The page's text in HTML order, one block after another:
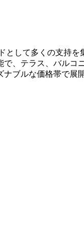
して多くの支持
、テラス、バルコ
ブルな価格帯で展